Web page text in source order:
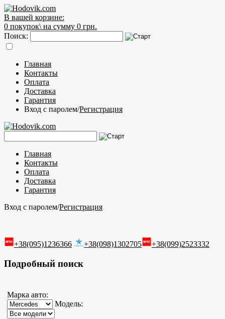
В вашей корзине:
0 покупок\ на сумму 0 грн.
Поиск:
Главная
Контакты
Оплата
Доставка
Гарантия
Вход с паролем/Регистрация
Главная
Контакты
Оплата
Доставка
Гарантия
Вход с паролем/Регистрация
+38(095)1236366 +38(098)1302705 +38(099)2523332
Подробный поиск
Марка авто:
Модель: